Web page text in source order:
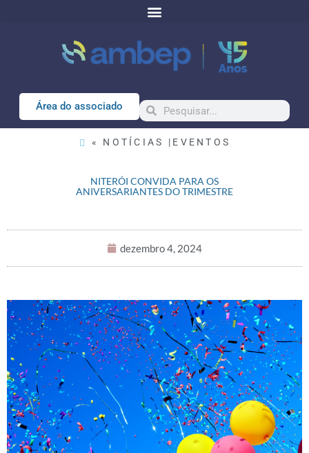
Área do associado
« NOTÍCIAS | EVENTOS
NITERÓI CONVIDA PARA OS
ANIVERSARIANTES DO TRIMESTRE
dezembro 4, 2024